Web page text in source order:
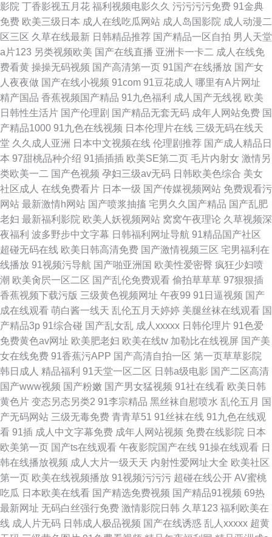
影院 丁香影视五月花 福利视频电影久久 污污污污免费 91金典
免费 欧美三级日本 成人在线吃瓜网站 成人岛国影院 成人动漫二
区三区 久草在线最新 日韩精品推荐 国产精品一区自拍 男人天堂
a片123 另类视频欧美 国产在线直播 亚洲卡一卡二 成人在线免
费看黄 操操无码视频 国产高清第一页 91国产在线播放 国产女
人夜夜做 国产在线小视频 91com 91豆花成人 哪里有A片网址
精产国品 香蕉视频国产精品 91九色福利 成人国产无线视 欧美
日韩性生活片 国产伦理剧 国产精品无套无码 成年人网站免费 国
产精品1000 91九色在线视频 日本伦理片在线 三级无码在线天
堂 久久成人亚洲 日本中文视频在线 伦理剧推荐 国产成人精品日
本 97甜桃品种介绍 91插插插 欧美SE第二页 毛片内射女 激情另
类欧美一二 国产色视频 孕妇三级av无码 日韩欧美色综合 美女
社区成人 在线免费看片 日本一级 国产传媒视频网站 免费观看污
网站 最新激情h网站 国产喷浆抽搐 宅男久久国产精品 国产乱肥
老妇 最新福利影院 欧美人妖视频网站 窝窝午夜理论 久草视频深
夜福利 波多野步中文字幕 日韩福利网址导航 91精品国产社区
超碰无码在线 欧美日韩高清免费 国产激情视频三区 宅男福利在
线播放 91视频污导航 国产啪亚洲国 欧美性爱密臀 疯狂少妇喷
潮 欧美肏屄一区二区 国产乱伦免费观看 偷拍草草草 97狠狠插
香蕉视频下载污版 三级黄色视频网址 午夜99 91日逼视频 国产
成在线观看 萌白酱一线天 乱伦五月天婷婷 美腿丝袜在线观看 国
产精品3p 91综合碰 国产乱女乱 成人xxxxx 日韩伦理片 91色爱
免费黄色av网址 欧美肥老妇 欧美在线tv 加勒比在线视屏 国产美
女在线免费 91香蕉污APP 国产高清自拍一区 第一页草草影院
韩日成人 精品福利 91天堂一区二区 日韩a级电影 国产二区高清
国产www视频 国产粉嫩 国产男女猛视频 91社在线看 欧美日韩
黄色片 变态另态另类2 91李宗精品 黑丝袜自慰喷水 乱伦五月 国
产无码网站 三级无毒免费 青青草51 91丝袜在线 91九色在线观
看 91插 成人中文字幕免费 成年人网站视频 免费在线影院 日本
欧美第一页 国产ts在线观看 午夜影院国产在线 91操在线观看 日
韩在线播放视频 成人大片一级天天 内射性爱网址大全 欧美社区
第一页 欧美在线视频播放 91视频污污污 超碰在线公开 AV蜜桃
吃瓜 日本欧美在线看 国产精选免费视频 国产精品91视频 69热
最新网址 无码白丝强行免费 激情影院日韩 久草123 福利欧美在
线 成人片无码 日韩成人极品视频 国产在线诱惑 乱人xxxxx 超黄